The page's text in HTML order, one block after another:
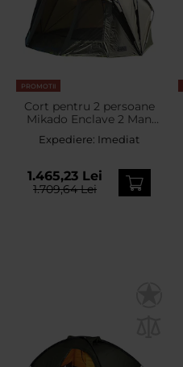
PROMOTII
Cort pentru 2 persoane
Mikado Enclave 2 Man
Bivvy XL
Expediere: Imediat
1.465,23 Lei
1.709,64 Lei